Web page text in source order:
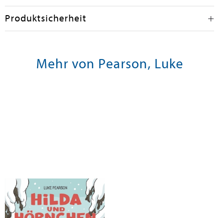
Produktsicherheit
Mehr von Pearson, Luke